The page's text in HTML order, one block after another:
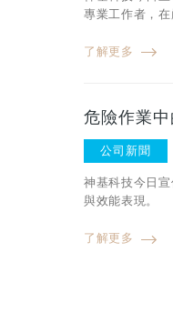
專業工作者，在
了解更多
危險作業
公司新聞
神基科技今日
與效能表現。
了解更多